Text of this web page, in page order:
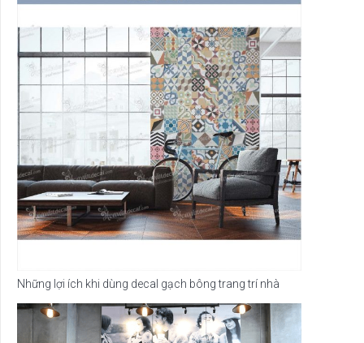
Những lợi ích khi dùng decal gạch bông trang trí nhà